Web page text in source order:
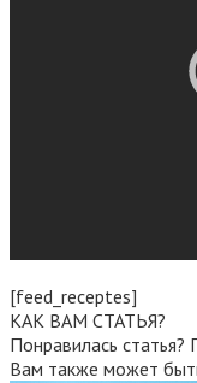
[feed_receptes]
КАК ВАМ СТАТЬЯ?
Понравилась статья?
Вам также может